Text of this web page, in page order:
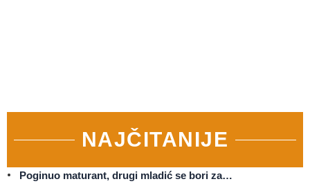
NAJČITANIJE
Poginuo maturant, drugi mladić se bori za…